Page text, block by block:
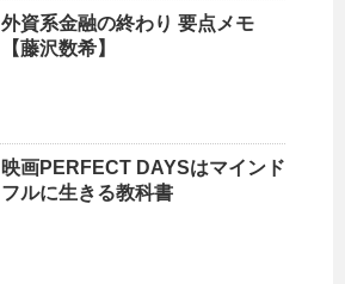
外資系金融の終わり 要点メモ
【藤沢数希】
映画PERFECT DAYSはマインド
フルに生きる教科書